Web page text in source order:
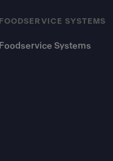
FOODSERVICE SYSTEMS
Foodservice Systems